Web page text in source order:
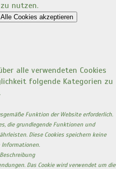
nutzen.
Alle Cookies akzeptieren
alle verwendeten Cookies
folgende Kategorien zu
Funktion der Website erforderlich.
die grundlegende Funktionen und
Diese Cookies speichern keine
Informationen.
Beschreibung
Das Cookie wird verwendet um die